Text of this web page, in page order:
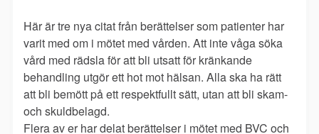
Här är tre nya citat från berättelser som patienter har
varit med om i mötet med vården. Att inte våga söka
vård med rädsla för att bli utsatt för kränkande
behandling utgör ett hot mot hälsan. Alla ska ha rätt
att bli bemött på ett respektfullt sätt, utan att bli skam-
och skuldbelagd.
Flera av er har delat berättelser i mötet med BVC och